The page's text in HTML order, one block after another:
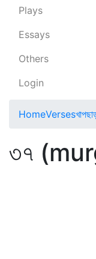
Plays
Essays
Others
Login
HomeVerses
৩৭